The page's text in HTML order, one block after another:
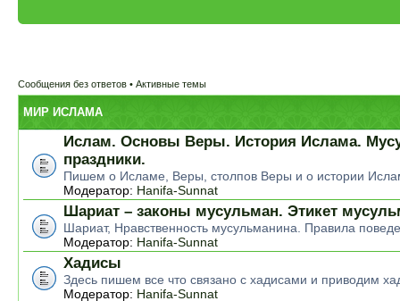
Сообщения без ответов • Активные темы
МИР ИСЛАМА
Ислам. Основы Веры. История Ислама.
праздники.
Пишем о Исламе, Веры, столпов Веры и о истории
Модератор: Hanifa-Sunnat
Шариат – законы мусульман. Этикет
Шариат, Нравственность мусульманина. Правила
Модератор: Hanifa-Sunnat
Хадисы
Здесь пишем все что связано с хадисами и приводим
Модератор: Hanifa-Sunnat